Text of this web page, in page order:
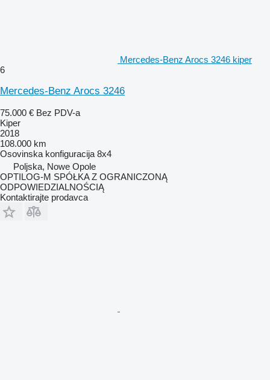
Mercedes-Benz Arocs 3246 kiper
6
Mercedes-Benz Arocs 3246
75.000 € Bez PDV-a
Kiper
2018
108.000 km
Osovinska konfiguracija 8x4
Poljska, Nowe Opole
OPTILOG-M SPÓŁKA Z OGRANICZONĄ
ODPOWIEDZIALNOŚCIĄ
Kontaktirajte prodavca